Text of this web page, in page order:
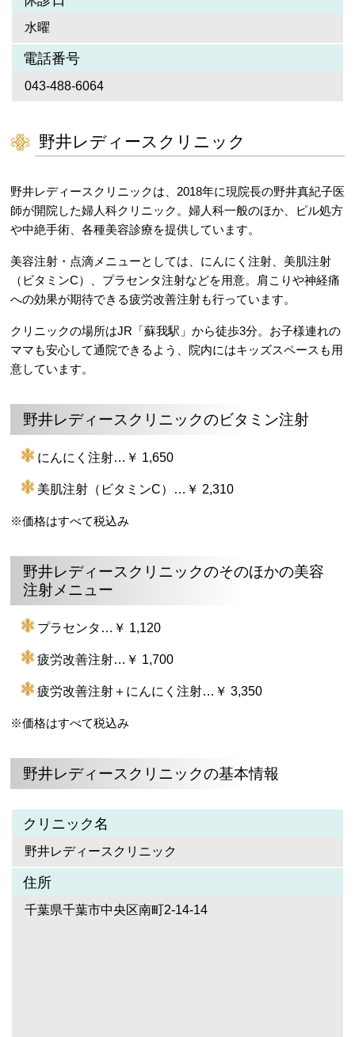
水曜
電話番号
043-488-6064
野井レディースクリニック
野井レディースクリニックは、2018年に現院長の野井真紀子医
師が開院した婦人科クリニック。婦人科一般のほか、ピル処方
や中絶手術、各種美容診療を提供しています。
美容注射・点滴メニューとしては、にんにく注射、美肌注射
（ビタミンC）、プラセンタ注射などを用意。肩こりや神経痛
への効果が期待できる疲労改善注射も行っています。
クリニックの場所はJR「蘇我駅」から徒歩3分。お子様連れの
ママも安心して通院できるよう、院内にはキッズスペースも用
意しています。
野井レディースクリニックのビタミン注射
にんにく注射…￥ 1,650
美肌注射（ビタミンC）…￥ 2,310
※価格はすべて税込み
野井レディースクリニックのそのほかの美容
注射メニュー
プラセンタ…￥ 1,120
疲労改善注射…￥ 1,700
疲労改善注射＋にんにく注射…￥ 3,350
※価格はすべて税込み
野井レディースクリニックの基本情報
クリニック名
野井レディースクリニック
住所
千葉県千葉市中央区南町2-14-14